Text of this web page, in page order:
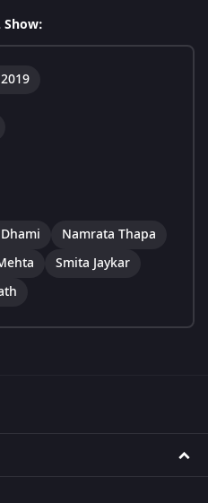
Show:
Namrata Thapa
Smita Jaykar